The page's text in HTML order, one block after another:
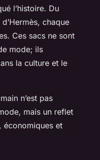
l’histoire. Du
chaque
Ces sacs ne sont
mode; ils
la culture et le
n’est pas
mais un reflet
économiques et